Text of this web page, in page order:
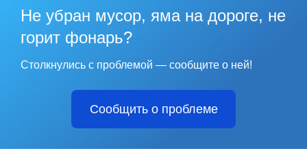
Не убран мусор, яма на дороге, не
горит фонарь?
Столкнулись с проблемой — сообщите о ней!
Сообщить о проблеме